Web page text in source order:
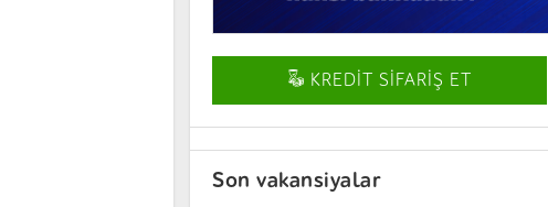
KREDİT SİFARİŞ ET
Son vakansiyalar